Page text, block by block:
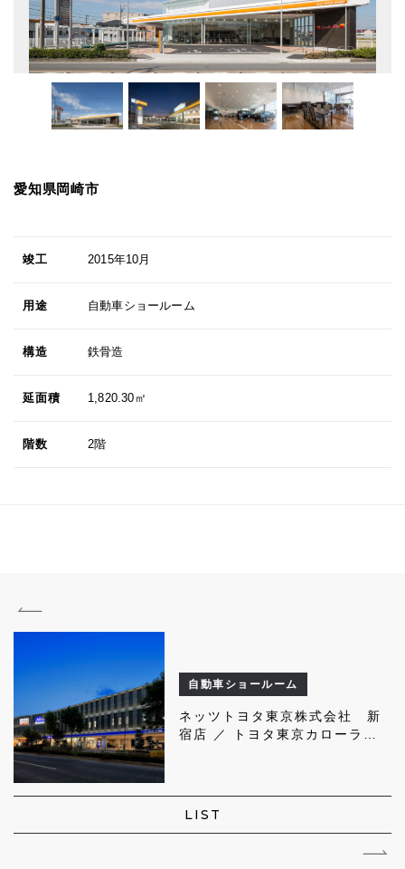
愛知県岡崎市
竣工 2015年10月
用途 自動車ショールーム
構造 鉄骨造
延面積 1,820.30㎡
階数 2階
自動車ショールーム
ネッツトヨタ東京株式会社 新
宿店 ／ トヨタ東京カローラ株
LIST